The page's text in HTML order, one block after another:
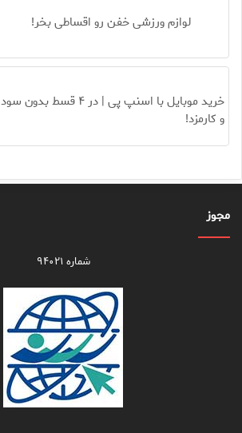
لوازم ورزشی خفن رو اقساطی بخر!
خرید موبایل با اسنپ پی | در ۴ قسط بدون سود
و کارمزد!
مجوز
شماره ۹۴۰۲۱